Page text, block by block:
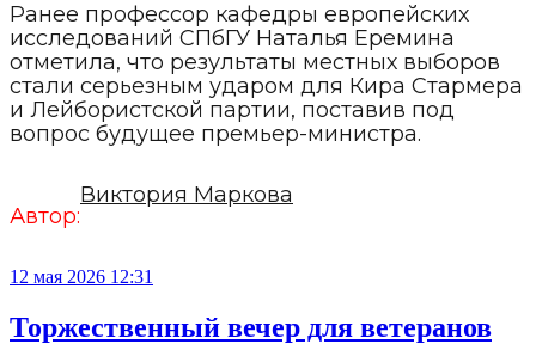
Ранее профессор кафедры европейских
исследований СПбГУ Наталья Еремина
отметила, что результаты местных выборов
стали серьезным ударом для Кира Стармера
и Лейбористской партии, поставив под
вопрос будущее премьер-министра.
Автор:
Виктория Маркова
12 мая 2026 12:31
Торжественный вечер для ветеранов